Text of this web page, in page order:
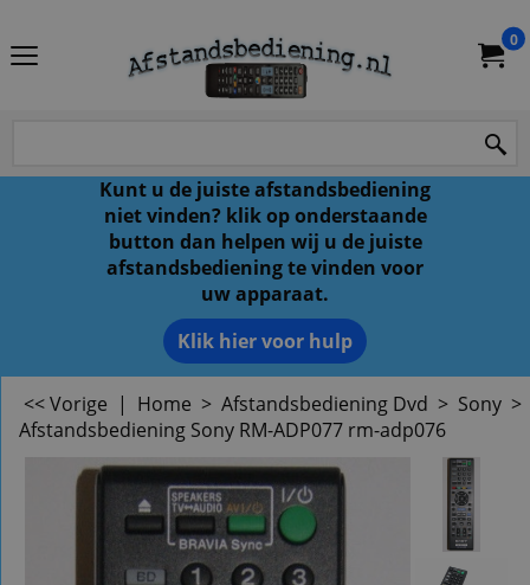
0
Kunt u de juiste afstandsbediening
niet vinden? klik op onderstaande
button dan helpen wij u de juiste
afstandsbediening te vinden voor
uw apparaat.
Klik hier voor hulp
<< Vorige | Home > Afstandsbediening Dvd > Sony >
Afstandsbediening Sony RM-ADP077 rm-adp076